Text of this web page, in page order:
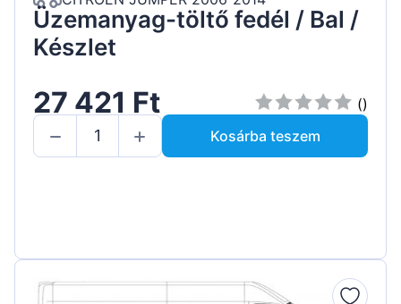
Üzemanyag-töltő fedél / Bal /
Készlet
27 421 Ft
()
Kosárba teszem